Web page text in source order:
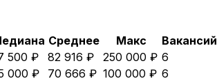
Среднее Макс
Вакансий
500 ₽ 82 916 ₽ 250 000 ₽ 6
000 ₽ 70 666 ₽ 100 000 ₽ 6